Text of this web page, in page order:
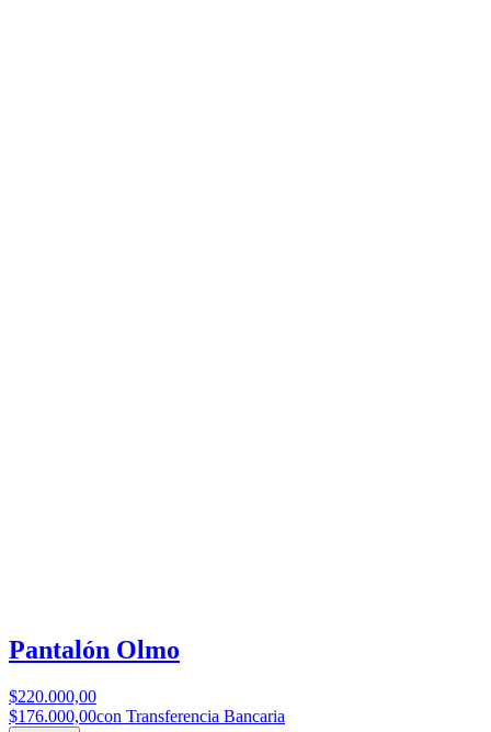
Pantalón Olmo
$220.000,00
$176.000,00con Transferencia Bancaria